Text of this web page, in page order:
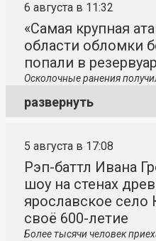
6 августа в 11:32
«Самая крупная
области обломки
попали в
Осколочные ранения
развернуть
5 августа в 17:08
Рэп-баттл Ивана
шоу на стенах
ярославское село
своё 600-летие
Более тысячи человек